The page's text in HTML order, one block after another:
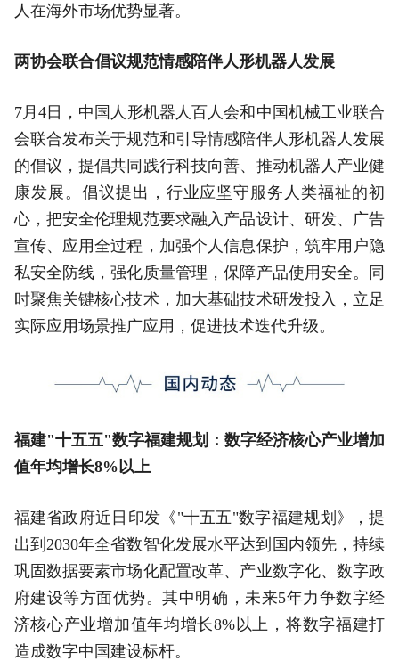
人在海外市场优势显著。
两协会联合倡议规范情感陪伴人形机器人发展
7月4日，中国人形机器人百人会和中国机械工业联合
会联合发布关于规范和引导情感陪伴人形机器人发展
的倡议，提倡共同践行科技向善、推动机器人产业健
康发展。倡议提出，行业应坚守服务人类福祉的初
心，把安全伦理规范要求融入产品设计、研发、广告
宣传、应用全过程，加强个人信息保护，筑牢用户隐
私安全防线，强化质量管理，保障产品使用安全。同
时聚焦关键核心技术，加大基础技术研发投入，立足
实际应用场景推广应用，促进技术迭代升级。
福建"十五五"数字福建规划：数字经济核心产业增加
值年均增长8%以上
福建省政府近日印发《"十五五"数字福建规划》，提
出到2030年全省数智化发展水平达到国内领先，持续
巩固数据要素市场化配置改革、产业数字化、数字政
府建设等方面优势。其中明确，未来5年力争数字经
济核心产业增加值年均增长8%以上，将数字福建打
造成数字中国建设标杆。